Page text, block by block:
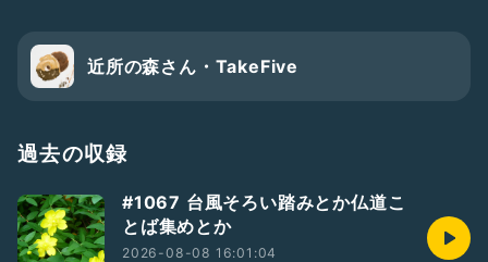
近所の森さん・TakeFive
過去の収録
#1067 台風そろい踏みとか仏道こ
とば集めとか
2026-08-08 16:01:04